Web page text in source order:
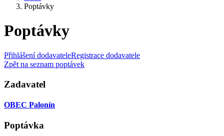
Poptávky
Poptávky
Přihlášení dodavateleRegistrace dodavatele
Zpět na seznam poptávek
Zadavatel
OBEC Palonín
Poptávka